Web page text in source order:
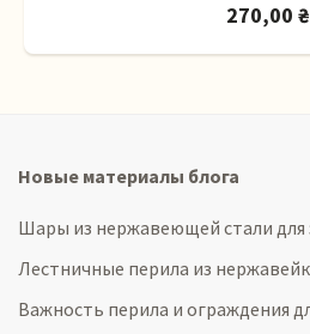
270,00 ₴
Новые материалы блога
Шары из нержавеющей стали для
Лестничные перила из
Важность перила и ограждения